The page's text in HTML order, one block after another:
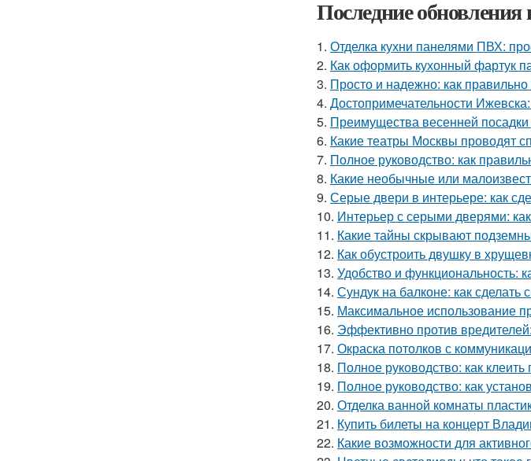
Последние обновления
1. Отделка кухни панелями ПВХ:
2. Как оформить кухонный фартук
3. Просто и надежно: как
4. Достопримечательности
5. Преимущества весенней посадки
6. Какие театры Москвы проводят
7. Полное руководство: как
8. Какие необычные или
9. Серые двери в интерьере: как
10. Интерьер с серыми дверями:
11. Какие тайны скрывают
12. Как обустроить двушку в
13. Удобство и функциональность:
14. Сундук на балконе: как сделать
15. Максимальное использование
16. Эффективно против
17. Окраска потолков с
18. Полное руководство: как
19. Полное руководство: как
20. Отделка ванной комнаты
21. Купить билеты на концерт
22. Какие возможности для